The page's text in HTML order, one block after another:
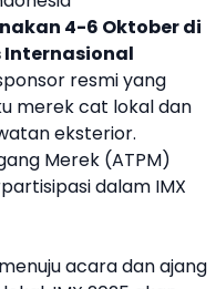
4-6 Oktober di
Internasional
resmi yang
merek cat lokal dan
eksterior.
Merek (ATPM)
dalam IMX
acara dan ajang